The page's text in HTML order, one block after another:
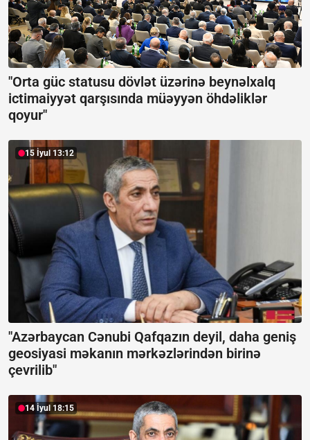
"Orta güc statusu dövlət üzərinə beynəlxalq
ictimaiyyət qarşısında müəyyən öhdəliklər
qoyur"
15 İyul 13:12
"Azərbaycan Cənubi Qafqazın deyil, daha geniş
geosiyasi məkanın mərkəzlərindən birinə
çevrilib"
14 İyul 18:15